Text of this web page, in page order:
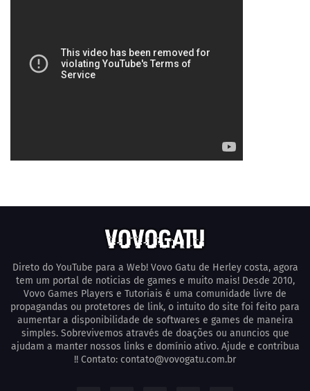
Direto do YouTube para a Web! Vovo Gatu de Herley costa, agora
tem um portal de noticias de games e muito mais! Desde 2010,
Vovo Games Players e Tutoriais é uma comunidade livre de
propagandas ou protetores de link, o intuito do site foi feito para
aumentar a disponibilidade de softwares e games de maneira
simples. Sobrevivemos através de doações ou anuncios que
ajudam a manter nossos links e domínio ativo. Ajude e contribua
!! Contato: contato@vovogatu.com.br